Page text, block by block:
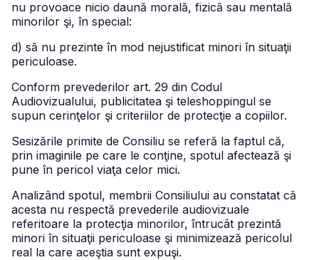
nu provoace nicio daună morală, fizică sau mentală
minorilor şi, în special:
d) să nu prezinte în mod nejustificat minori în situaţii
periculoase.
Conform prevederilor art. 29 din Codul
Audiovizualului, publicitatea şi teleshoppingul se
supun cerinţelor şi criteriilor de protecţie a copiilor.
Sesizările primite de Consiliu se referă la faptul că,
prin imaginile pe care le conţine, spotul afectează şi
pune în pericol viaţa celor mici.
Analizând spotul, membrii Consiliului au constatat că
acesta nu respectă prevederile audiovizuale
referitoare la protecţia minorilor, întrucât prezintă
minori în situaţii periculoase şi minimizează pericolul
real la care aceştia sunt expuşi.